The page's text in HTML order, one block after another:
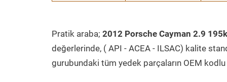
Pratik araba; 2012 Porsche Cayman 2.9
değerlerinde, ( API - ACEA - ILSAC) kalite
gurubundaki tüm yedek parçaların OEM